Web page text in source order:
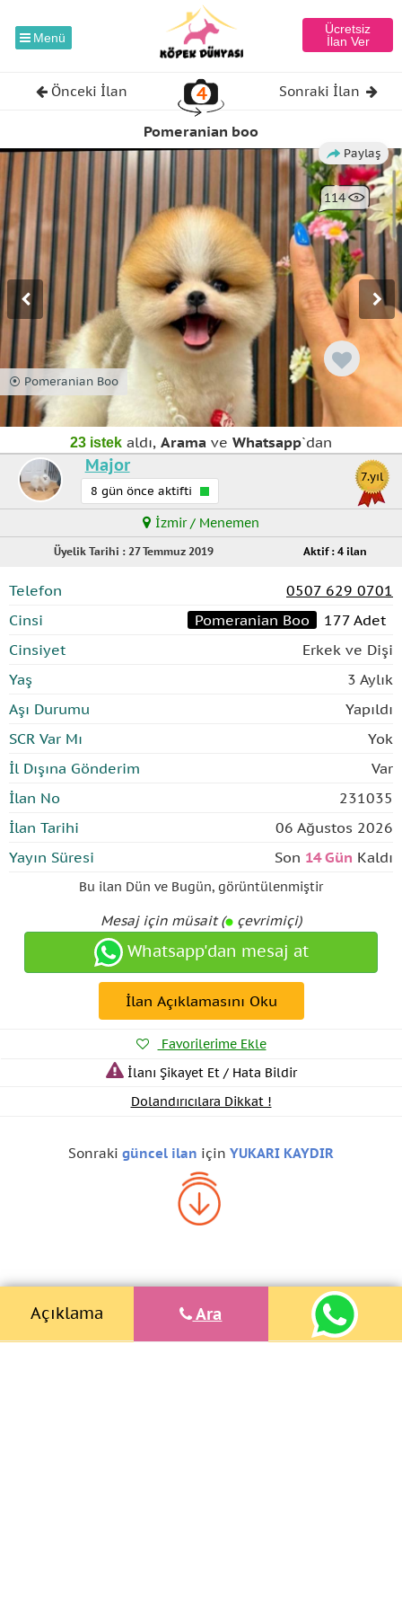
Menü
Ücretsiz
İlan Ver
Önceki İlan 4 Sonraki İlan
Pomeranian boo
Paylaş
114
⦿ Pomeranian Boo
23 istek aldı, Arama ve Whatsapp`dan
7.yıl
Major
8 gün önce aktifti
İzmir / Menemen
Üyelik Tarihi : 27 Temmuz 2019 Aktif : 4 ilan
Telefon
0507 629 0701
Cinsi
Pomeranian Boo
177 Adet
Cinsiyet
Erkek ve Dişi
Yaş
3 Aylık
Aşı Durumu
Yapıldı
SCR Var Mı
Yok
İl Dışına Gönderim
Var
İlan No
231035
İlan Tarihi
06 Ağustos 2026
Yayın Süresi
Son 14 Gün Kaldı
Bu ilan Dün ve Bugün, görüntülenmiştir
Mesaj için müsait ( çevrimiçi)
Whatsapp'dan mesaj at
İlan Açıklamasını Oku
Favorilerime Ekle
İlanı Şikayet Et / Hata Bildir
Dolandırıcılara Dikkat !
Açıklama Ara
Sonraki güncel ilan için YUKARI KAYDIR